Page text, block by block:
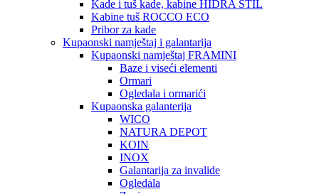
Kade i tuš kade, kabine HIDRA STIL
Kabine tuš ROCCO ECO
Pribor za kade
Kupaonski namještaj i galantarija
Kupaonski namještaj FRAMINI
Baze i viseći elementi
Ormari
Ogledala i ormarići
Kupaonska galanterija
WICO
NATURA DEPOT
KOIN
INOX
Galantarija za invalide
Ogledala